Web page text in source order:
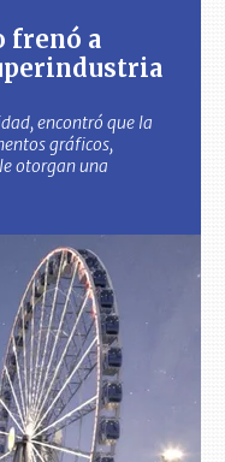
frenó a
encontró que la
gráficos,
otorgan una